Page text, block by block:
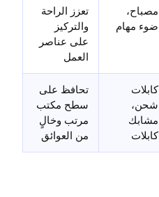
مصباح،
ضوء مهام
تعزز الراحة
والتركيز
على عناصر
العمل
كابلات
شحن،
مشابك
كابلات
تحافظ على
سطح مكتب
مرتب وخالٍ
من العوائق